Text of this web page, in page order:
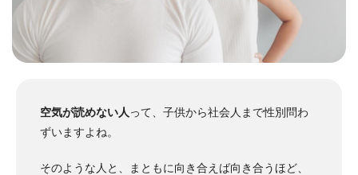
空気が読めない人 って、子供から社会人まで性別問わ
ずいますよね。
そのような人と、まともに向き合えば向き合うほど、